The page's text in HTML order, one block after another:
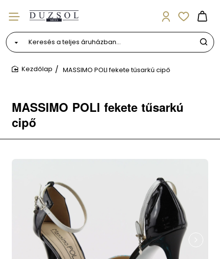
Keresés
teljes
áruházban...
MASSIMO POLI fekete tűsarkú
cipő
MASSIMO POLI fekete tűsarkú cipő